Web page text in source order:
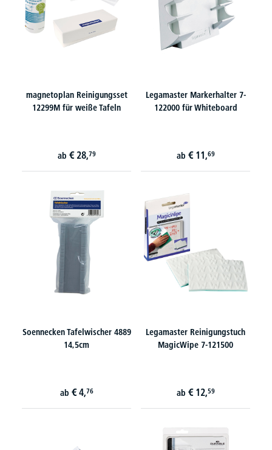
magnetoplan Reinigungsset
12299M für weiße Tafeln
ab € 28,79
Legamaster Markerhalter 7-
122000 für Whiteboard
ab € 11,69
Soennecken Tafelwischer 4889
14,5cm
ab € 4,76
Legamaster Reinigungstuch
MagicWipe 7-121500
ab € 12,59